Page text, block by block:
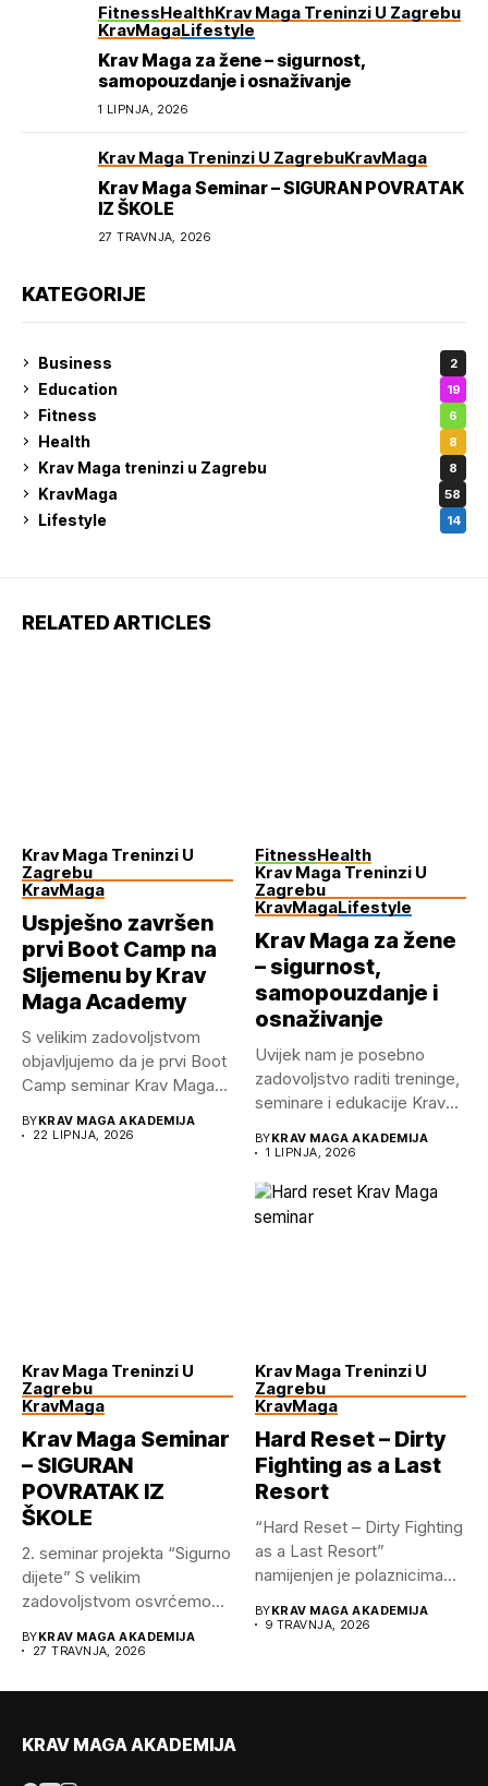
FitnessHealthKrav Maga Treninzi U Zagrebu
KravMagaLifestyle
Krav Maga za žene – sigurnost,
samopouzdanje i osnaživanje
1 LIPNJA, 2026
Krav Maga Treninzi U ZagrebuKravMaga
Krav Maga Seminar – SIGURAN POVRATAK
IZ ŠKOLE
27 TRAVNJA, 2026
KATEGORIJE
Business 2
Education 19
Fitness 6
Health 8
Krav Maga treninzi u Zagrebu 8
KravMaga 58
Lifestyle 14
RELATED ARTICLES
Krav Maga Treninzi U
Zagrebu
KravMaga
Uspješno završen
prvi Boot Camp na
Sljemenu by Krav
Maga Academy
S velikim zadovoljstvom
objavljujemo da je prvi Boot
Camp seminar Krav Maga...
BYKRAV MAGA AKADEMIJA
22 LIPNJA, 2026
FitnessHealth
Krav Maga Treninzi U
Zagrebu
KravMagaLifestyle
Krav Maga za žene
– sigurnost,
samopouzdanje i
osnaživanje
Uvijek nam je posebno
zadovoljstvo raditi treninge,
seminare i edukacije Krav
BYKRAV MAGA AKADEMIJA
1 LIPNJA, 2026
Krav Maga Treninzi U
Zagrebu
KravMaga
Krav Maga Seminar
– SIGURAN
POVRATAK IZ
ŠKOLE
2.⁠ ⁠seminar projekta “Sigurno
dijete” S velikim
zadovoljstvom osvrćemo
BYKRAV MAGA AKADEMIJA
27 TRAVNJA, 2026
Krav Maga Treninzi U
Zagrebu
KravMaga
Hard Reset – Dirty
Fighting as a Last
Resort
“Hard Reset – Dirty Fighting
as a Last Resort”
namijenjen je polaznicima...
BYKRAV MAGA AKADEMIJA
9 TRAVNJA, 2026
KRAV MAGA AKADEMIJA